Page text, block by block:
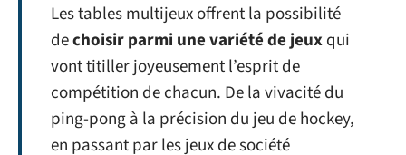
Les tables multijeux offrent la possibilité
dechoisir parmi une variété de jeuxqui
vont titiller joyeusement l’esprit de
compétition de chacun. De la vivacité du
ping-pong à la précision du jeu de hockey,
en passant par les jeux de société